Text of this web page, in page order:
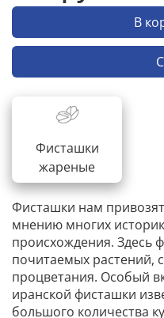
В
Фисташки
жареные
Фисташки нам
мнению многих
происхождения. Здесь
почитаемых растений,
процветания. Особый
иранской фисташки
большого количества